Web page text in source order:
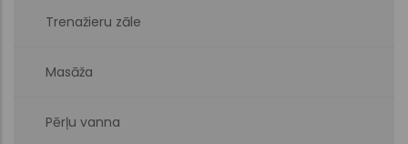
Trenažieru zāle
Masāža
Pērļu vanna